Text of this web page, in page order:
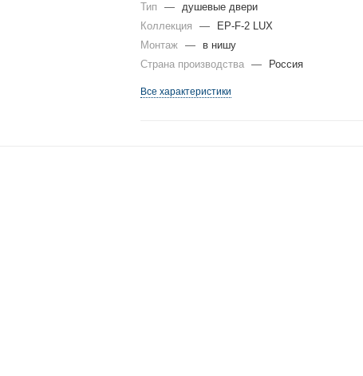
Тип
— душевые двери
Коллекция
—
EP-F-2 LUX
Монтаж —
в нишу
Страна производства — Россия
Все характеристики